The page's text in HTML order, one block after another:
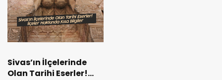
Sivas’ın İlçelerinde
Olan Tarihi Eserler!